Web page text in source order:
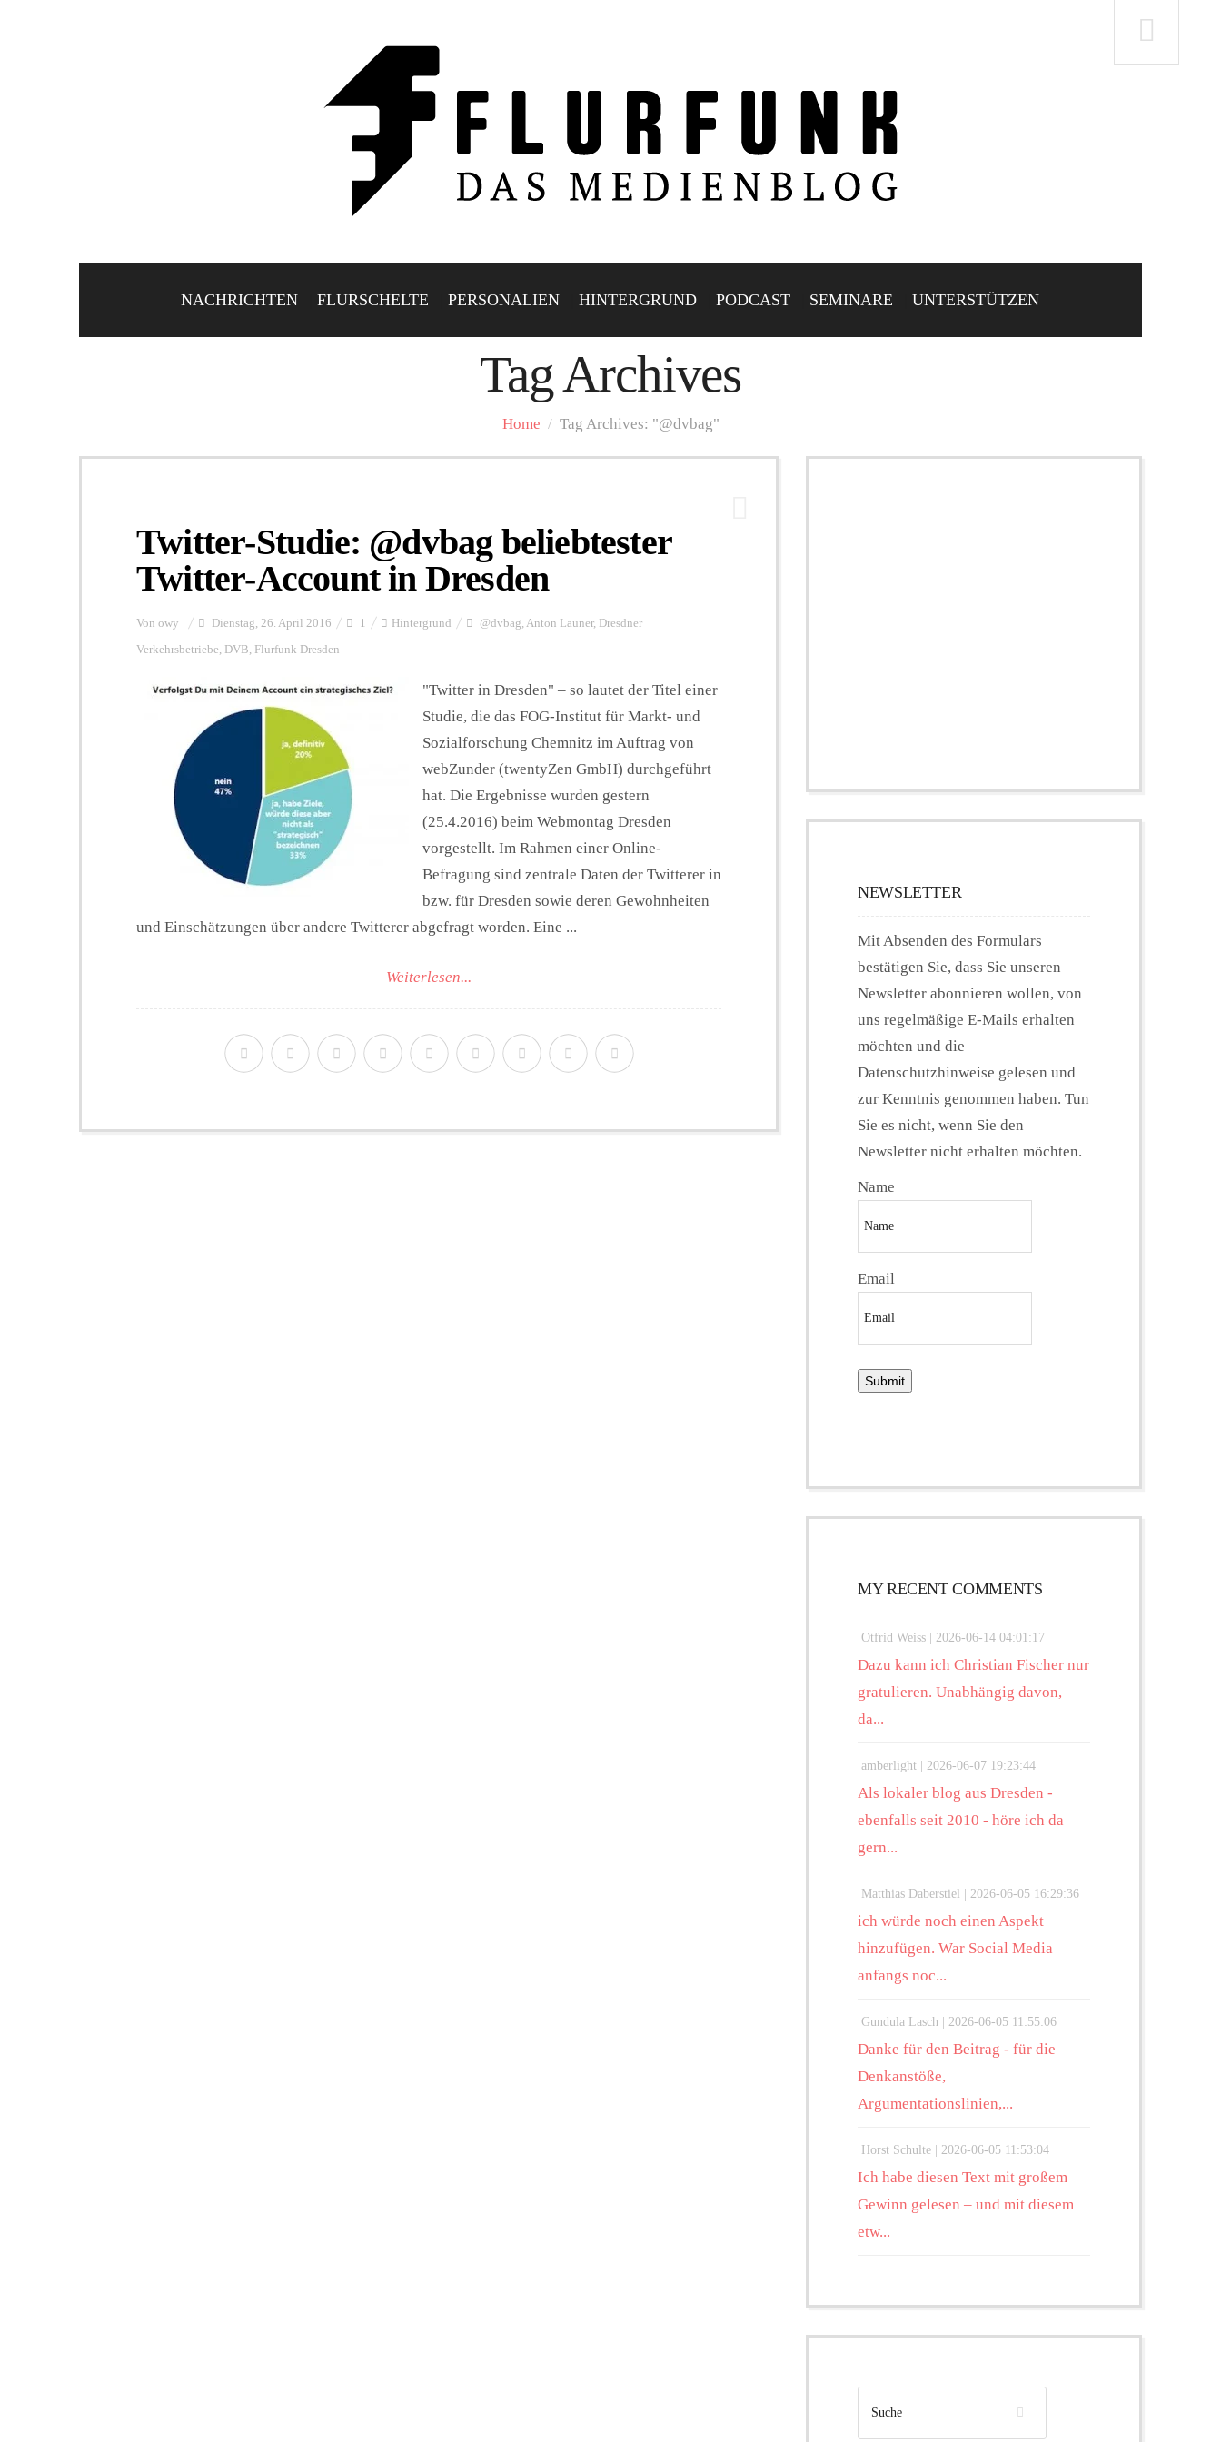
NACHRICHTEN FLURSCHELTE PERSONALIEN HINTERGRUND PODCAST SEMINARE UNTERSTÜTZEN
Tag Archives
Home / Tag Archives: "@dvbag"
Twitter-Studie: @dvbag beliebtester
Twitter-Account in Dresden
Von owy Dienstag, 26. April 2016 1 Hintergrund @dvbag, Anton Launer, Dresdner
Verkehrsbetriebe, DVB, Flurfunk Dresden
"Twitter in Dresden" – so lautet der Titel einer
Studie, die das FOG-Institut für Markt- und
Sozialforschung Chemnitz im Auftrag von
webZunder (twentyZen GmbH) durchgeführt
hat. Die Ergebnisse wurden gestern
(25.4.2016) beim Webmontag Dresden
vorgestellt. Im Rahmen einer Online-
Befragung sind zentrale Daten der Twitterer in
bzw. für Dresden sowie deren Gewohnheiten
und Einschätzungen über andere Twitterer abgefragt worden. Eine ...
Weiterlesen...
NEWSLETTER
Mit Absenden des Formulars
bestätigen Sie, dass Sie unseren
Newsletter abonnieren wollen, von
uns regelmäßige E-Mails erhalten
möchten und die
Datenschutzhinweise gelesen und
zur Kenntnis genommen haben. Tun
Sie es nicht, wenn Sie den
Newsletter nicht erhalten möchten.
Name
Email
MY RECENT COMMENTS
Otfrid Weiss | 2026-06-14 04:01:17
Dazu kann ich Christian Fischer nur
gratulieren. Unabhängig davon,
da...
amberlight | 2026-06-07 19:23:44
Als lokaler blog aus Dresden -
ebenfalls seit 2010 - höre ich da
gern...
Matthias Daberstiel | 2026-06-05 16:29:36
ich würde noch einen Aspekt
hinzufügen. War Social Media
anfangs noc...
Gundula Lasch | 2026-06-05 11:55:06
Danke für den Beitrag - für die
Denkanstöße,
Argumentationslinien,...
Horst Schulte | 2026-06-05 11:53:04
Ich habe diesen Text mit großem
Gewinn gelesen – und mit diesem
etw...